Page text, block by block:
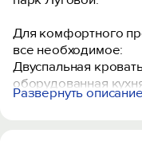
Для комфортного
все необходимое:
Двуспальная
оборудованная
необходимая посуда
Развернуть описание